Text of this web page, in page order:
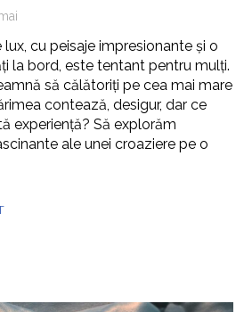
cu peisaje impresionante și o
la bord, este tentant pentru mulți.
să călătoriți pe cea mai mare
contează, desigur, dar ce
experiență? Să explorăm
ale unei croaziere pe o